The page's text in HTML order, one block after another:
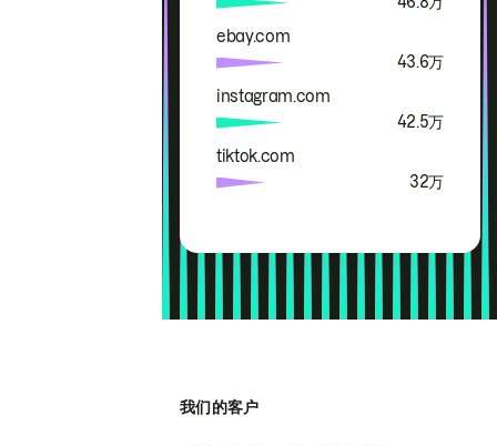
ebay.com
43.6万
instagram.com
42.5万
tiktok.com
32万
我们的客户